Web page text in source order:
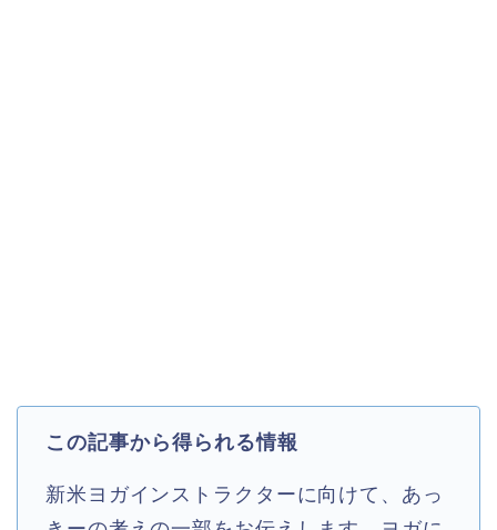
この記事から得られる情報
新米ヨガインストラクターに向けて、あっ